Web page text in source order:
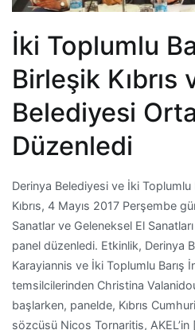
İki Toplumlu
Birleşik Kıbrıs
Belediyesi
Düzenledi
Derinya Belediyesi ve İki Toplumlu
Kıbrıs, 4 Mayıs 2017 Perşembe
Sanatlar ve Geleneksel El
panel düzenledi. Etkinlik, Derinya
Karayiannis ve İki Toplumlu Barış
temsilcilerinden Christina
başlarken, panelde, Kıbrıs
sözcüsü Nicos Tornaritis,